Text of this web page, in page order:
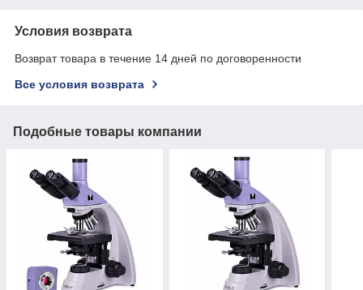
Условия возврата
Возврат товара в течение 14 дней по договоренности
Все условия возврата
Подобные товары компании